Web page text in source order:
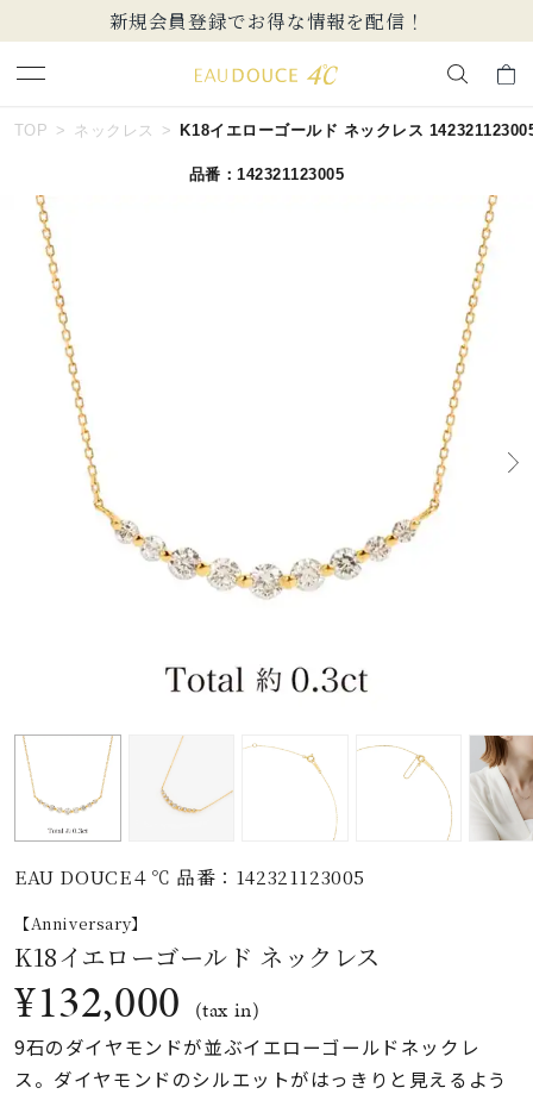
新規会員登録でお得な情報を配信！
キーワードで検索する
人気検索キーワード
#summer
#くまのプーさん
ブランド EAU DOUCE４℃
カテゴリー すべてのネックレス
誕生石
モチーフ
石の色
ファッションテイス
ト
着用シーン
TOP ネックレス K18イエローゴールド ネックレス
品番：142321123005
EAU DOUCE４℃ 品番：142321123005
【Anniversary】
K18イエローゴールド ネックレス
¥132,000 (tax in)
9石のダイヤモンドが並ぶイエローゴールドネックレ
ス。ダイヤモンドのシルエットがはっきりと見えるよう